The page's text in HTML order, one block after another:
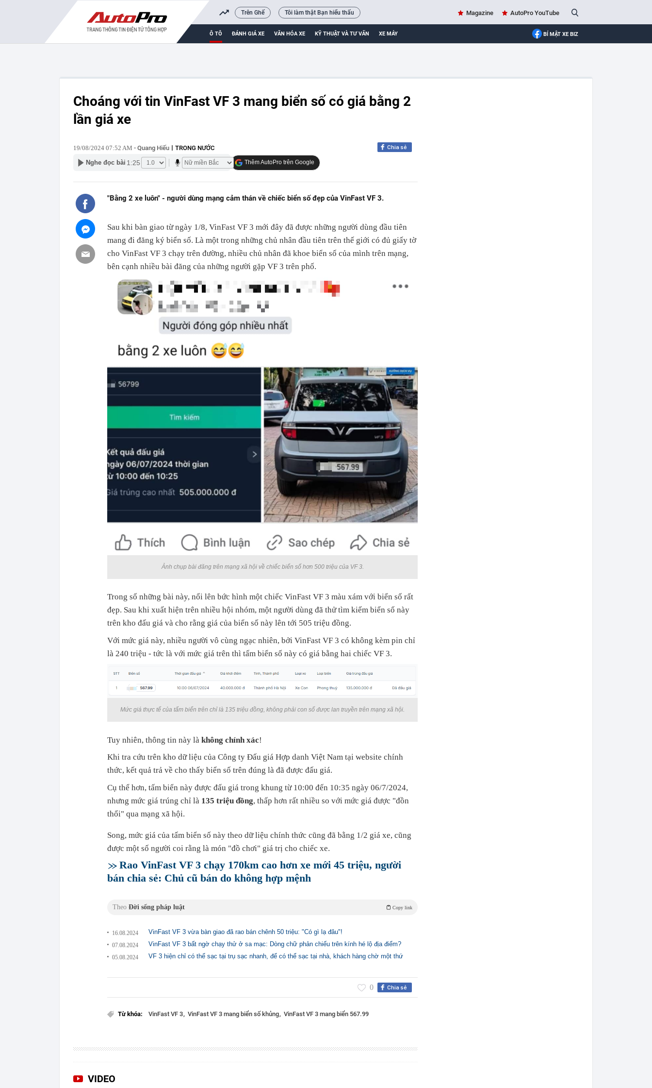
Trên Ghế Tôi làm thật Bạn hiểu thấu Magazine AutoPro YouTube
Ô TÔ ĐÁNH GIÁ XE VĂN HÓA XE KỸ THUẬT VÀ TƯ VẤN XE MÁY BÍ MẬT XE BIZ
Choáng với tin VinFast VF 3 mang biển số có giá bằng 2
lần giá xe
19/08/2024 07:52 AM - Quang Hiếu TRONG NƯỚC Chia sẻ
Thêm AutoPro trên Google
Nghe đọc bài 1:25
"Bằng 2 xe luôn" - người dùng mạng cảm thán về chiếc biển số đẹp của VinFast VF 3.
Sau khi bàn giao từ ngày 1/8, VinFast VF 3 mới đây đã được những người dùng đầu tiên
mang đi đăng ký biển số. Là một trong những chủ nhân đầu tiên trên thế giới có đủ giấy tờ
cho VinFast VF 3 chạy trên đường, nhiều chủ nhân đã khoe biển số của mình trên mạng,
bên cạnh nhiều bài đăng của những người gặp VF 3 trên phố.
Ảnh chụp bài đăng trên mạng xã hội về chiếc biển số hơn 500 triệu của VF 3.
Trong số những bài này, nổi lên bức hình một chiếc VinFast VF 3 màu xám với biển số rất
đẹp. Sau khi xuất hiện trên nhiều hội nhóm, một người dùng đã thử tìm kiếm biển số này
trên kho đấu giá và cho rằng giá của biển số này lên tới 505 triệu đồng.
Với mức giá này, nhiều người vô cùng ngạc nhiên, bởi VinFast VF 3 có không kèm pin chỉ
là 240 triệu - tức là với mức giá trên thì tấm biển số này có giá bằng hai chiếc VF 3.
Mức giá thực tế của tấm biển trên chỉ là 135 triệu đồng, không phải con số được lan truyền trên mạng xã hội.
Tuy nhiên, thông tin này là không chính xác!
Khi tra cứu trên kho dữ liệu của Công ty Đấu giá Hợp danh Việt Nam tại website chính
thức, kết quả trả về cho thấy biển số trên đúng là đã được đấu giá.
Cụ thể hơn, tấm biển này được đấu giá trong khung từ 10:00 đến 10:35 ngày 06/7/2024,
nhưng mức giá trúng chỉ là 135 triệu đồng, thấp hơn rất nhiều so với mức giá được "đồn
thổi" qua mạng xã hội.
Song, mức giá của tấm biển số này theo dữ liệu chính thức cũng đã bằng 1/2 giá xe, cũng
được một số người coi rằng là món "đồ chơi" giá trị cho chiếc xe.
Rao VinFast VF 3 chạy 170km cao hơn xe mới 45 triệu, người
bán chia sẻ: Chủ cũ bán do không hợp mệnh
Theo Đời sống pháp luật Copy link
16.08.2024 VinFast VF 3 vừa bàn giao đã rao bán chênh 50 triệu: "Có gì lạ đâu"!
07.08.2024 VinFast VF 3 bất ngờ chạy thử ở sa mạc: Dòng chữ phản chiếu trên kính hé lộ địa điểm?
05.08.2024 VF 3 hiện chỉ có thể sạc tại trụ sạc nhanh, để có thể sạc tại nhà, khách hàng chờ một thứ
Chia sẻ
0
Từ khóa: VinFast VF 3 VinFast VF 3 mang biển số khủng VinFast VF 3 mang biển 567.99
VIDEO